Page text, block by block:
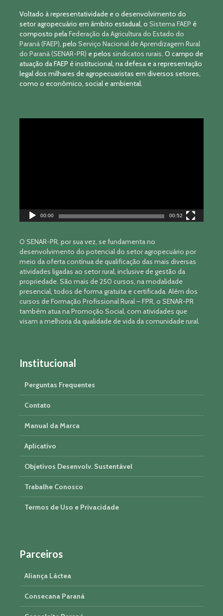
Voltado à representatividade e o desenvolvimento do
setor agropecuário em âmbito estadual, o Sistema FAEP é
composto pelaFederação da Agricultura do Estado do
Paraná (FAEP), pelo Serviço Nacional de Aprendizagem Rural
do Paraná (SENAR-PR) e pelos sindicatos rurais. O campo de
atuação da FAEP é institucional, na defesa e a representação
legal dos milhares de agropecuaristas em diversos setores,
como o econômico, social e ambiental.
00:00 00:52
O SENAR-PR, por sua vez, se fundamenta no
desenvolvimento do potencial do setor agropecuário por
meio da oferta contínua de qualificação das mais diversas
atividades ligadas ao setor rural, inclusive de gestão da
propriedade. São mais de 250 cursos, na modalidade
presencial, todos de forma gratuita e certificada. Além dos
cursos de Formação Profissional Rural – FPR, o SENAR-PR
também atua na Promoção Social, com atividades que
visam a melhoria da qualidade de vida da comunidade rural.
Institucional
Perguntas Frequentes
Contato
Manual da Marca
Aplicativo
Objetivos Desenvolv. Sustentável
Trabalhe Conosco
Termos de Uso e Privacidade
Parceiros
Aliança Láctea
Consecana Paraná